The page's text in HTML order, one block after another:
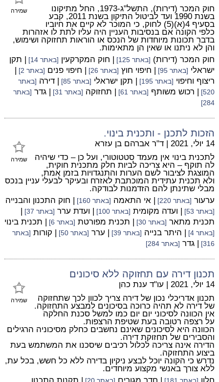
שמירה
חוק המכר (דירות), התשל"ג-1973, החל מתיקונו
בשנת 1990 ועד לביטול התיקון בשנת 2011, קבע
בסעיף 4(א)(5) לחוק, כי המוכר לא קיים את חיוביו
כלפי הקונה אם בנסיבות העניין היה עליו לתת לו אזהרות
בדבר תכונות מיוחדות של הנכס או הוראות תחזוקה ושימוש,
והן לא ניתנו או שאין הן מתאימות.
חוק המכר (דירות) [באתר 125] | חוק המקרקעין [באתר 14]
| תקן
ישראלי [באתר 95] | חיפוי חוץ [באתר 26] | חיפוי פנים [באתר 2]
|
ריצוף וחיפוי [באתר 195] | תקן ישראלי [באתר 85] | דירה [באתר
520]
| רכוש משותף [באתר 61] | תחזוקה [באתר 31] | גדר [באתר
284]
הזכות לתכנן - ותכנית בינוי.
שמירה
14 יולי, 2021 | ד"ר אברהם בן עזרא
לתכנית בינוי אין מעמד סטטוטורי, ועל כן – כדי שיהיה
לה תוקף – היא צריכה לביות חלק מתכנית חוקית,
המוצגת לציבור לשם הערות והתנגדויות בזמן אמת,
ולא תכנית עתידית המוכתבת לאזרח ובעיקר לבעלי עניין בנכס
מבלי שתינתן להם הזדמנות לבודקה.
ערעור [באתר 220] | אי התאמה [באתר 160] | חוק התכנון והבנייה
[באתר 53] | ועדה מקומית [באתר 100] | ועדת ערר [באתר 37]
|
תכנית מתאר [באתר 30] | תכנית מפורטת [באתר 6] | תכנית בינוי
[באתר 4] | היתר בנייה [באתר 39] | ערר [באתר 50] | קורות [באתר
316]
| גדר [באתר 284]
תכנון דירה עם תחזוקה ללא סיכונים
שמירה
14 יולי, 2021 | עו"ד ענת כהן
תכנון אדריכלי נכון של דירה צריך לכוון לכך שתחזוקה
של דירה לא תהיה כרוכה בסיכונים למבצע התחזוקה.
אין הכוונה לסיכוני יום יום כמו למשל סכנת החלקה
על רצפה רטובה בעת שטיפת הרצפות.
הכוונה היא לסיכונים שאינם נחשבים כחלק מסיכוניה הרגילים
והסבירים של תחזוקת דירה.
הדירה אינה צריכה לכלול רכיבים שיסכנו את המשתמש בעת
ביצוע התחזוקה.
נדרש כי הקונה יוכל לבצע ניקיון בדירה ללא כל חשש, בכל עת,
ללא צורך באנשי מקצוע מיוחדים.
חלון
| חדר מגורים | תקנות התכנון